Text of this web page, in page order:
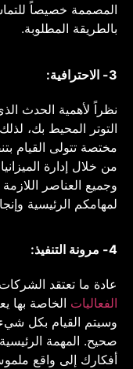
المصممة خصيصاً
بالطريقة المطلوبة.
3- الاحترافية:
نظراً لأهمية الحدث
التوتر المحيط بك،
مختصة تتولى القيام
من خلال إدارة
وجميع العناصر اللازمة
لمهامكم الرئيسية
4- مرونة التنفيذ:
عادة ما تعتقد
الفعاليات الخاصة بها
وسيتم القيام بكل شيء
صحيح. المهمة
أفكارك إلى واقع